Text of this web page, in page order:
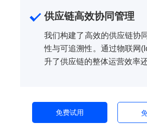
供应链高效协同管理
我们构建了高效的供应链协
性与可追溯性。通过物联网
升了供应链的整体运营效率
免费试用